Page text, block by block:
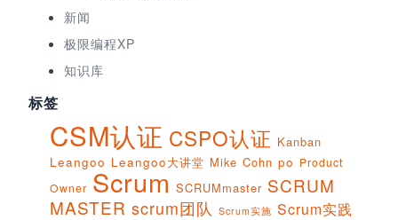
新闻
极限编程XP
知识库
标签
CSM认证 CSPO认证 Kanban
Leangoo Leangoo大讲堂 Mike Cohn po Product
Owner Scrum SCRUMmaster SCRUM
MASTER scrum团队 Scrum实施 Scrum实践